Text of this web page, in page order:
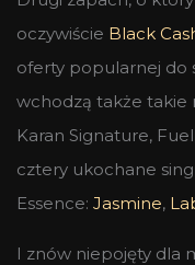
oczywiście Black
oferty popularnej do
wchodzą także takie
Karan Signature,
cztery ukochane
Essence: Jasmine,
I znów niepojęty dla